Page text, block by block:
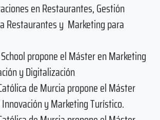
en Restaurantes, Gestión
Restaurantes y Marketing para
propone el Máster en Marketing
y Digitalización
de Murcia propone el Máster
y Marketing Turístico.